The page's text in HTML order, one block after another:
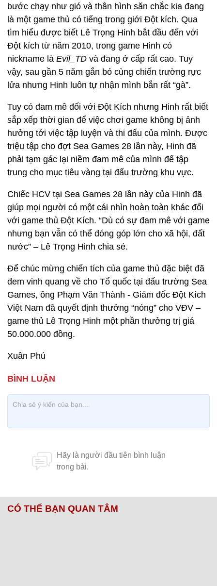
bước chạy như gió và thân hình săn chắc kia đang
là một game thủ có tiếng trong giới Đột kích. Qua
tìm hiểu được biết Lê Trọng Hinh bắt đầu đến với
Đột kích từ năm 2010, trong game Hinh có
nickname là Evil_TD và đang ở cấp rất cao. Tuy
vậy, sau gần 5 năm gắn bó cùng chiến trường rực
lửa nhưng Hinh luôn tự nhận mình bắn rất “gà”.
Tuy có đam mê đối với Đột Kích nhưng Hinh rất biết
sắp xếp thời gian để việc chơi game không bị ảnh
hưởng tới việc tập luyện và thi đấu của mình. Được
triệu tập cho đợt Sea Games 28 lần này, Hinh đã
phải tạm gác lại niềm đam mê của mình để tập
trung cho mục tiêu vàng tại đấu trường khu vực.
Chiếc HCV tại Sea Games 28 lần này của Hinh đã
giúp mọi người có một cái nhìn hoàn toàn khác đối
với game thủ Đột Kích. “Dù có sự đam mê với game
nhưng bạn vẫn có thể đóng góp lớn cho xã hội, đất
nước” – Lê Trọng Hinh chia sẻ.
Để chúc mừng chiến tích của game thủ đặc biệt đã
đem vinh quang về cho Tổ quốc tại đấu trường Sea
Games, ông Phạm Văn Thành - Giám đốc Đột Kích
Việt Nam đã quyết định thưởng “nóng” cho VĐV –
game thủ Lê Trọng Hinh một phần thưởng trị giá
50.000.000 đồng.
Xuân Phú
CÓ THỂ BẠN QUAN TÂM